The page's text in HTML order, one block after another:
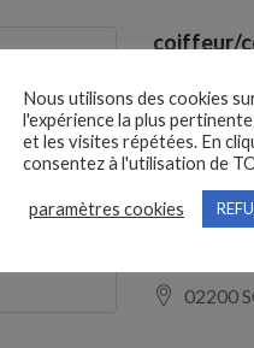
COIFF
coiffeur/
29000
Coiffeur /
02200
Nous utilisons des cookies
l'expérience la plus
et les visites répétées. En
consentez à l'utilisation de
paramètres cookies